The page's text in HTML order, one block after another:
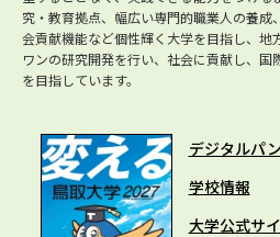
究・教育拠点、幅広い専門的職業人の養
会貢献機能など個性輝く大学を目指し、地
ワンの研究開発を行い、社会に貢献し、
を目指しています。
デジタルパ
学校情報
大学公式サ